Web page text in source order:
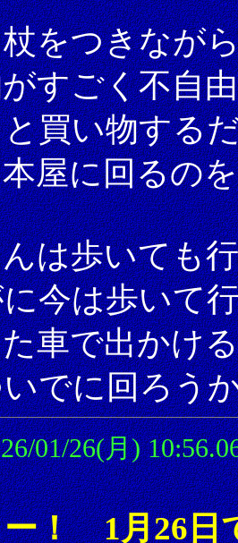
をつきなが
すごく不自
買い物する
屋に回るの
は歩いても
今は歩いて
車で出かけ
いでに回ろう
01/26(月)
！ 1月26日